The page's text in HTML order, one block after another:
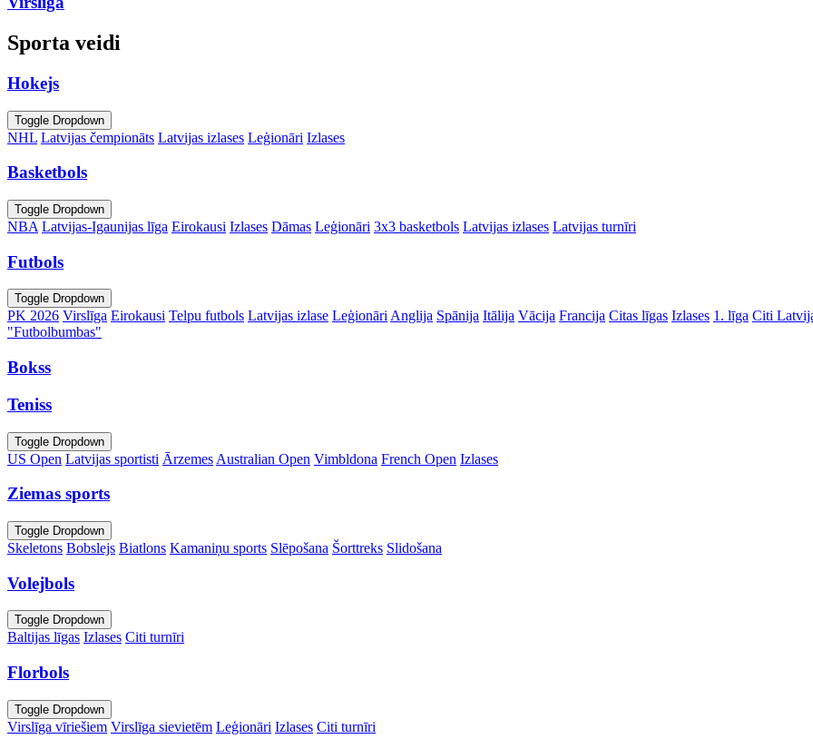
Sporta veidi
Hokejs
Toggle Dropdown
NHL Latvijas čempionāts Latvijas izlases Leģionāri Izlases
Basketbols
Toggle Dropdown
NBA Latvijas-Igaunijas līga Eirokausi Izlases Dāmas Leģionāri 3x3 basketbols Latvijas izlases Latvijas turnīri
Futbols
Toggle Dropdown
PK 2026 Virslīga Eirokausi Telpu futbols Latvijas izlase Leģionāri Anglija Spānija Itālija Vācija Francija Citas līgas Izlases 1. līga Citi
"Futbolbumbas"
Bokss
Teniss
Toggle Dropdown
US Open Latvijas sportisti Ārzemes Australian Open Vimbldona French Open Izlases
Ziemas sports
Toggle Dropdown
Skeletons Bobslejs Biatlons Kamaniņu sports Slēpošana Šorttreks Slidošana
Volejbols
Toggle Dropdown
Baltijas līgas Izlases Citi turnīri
Florbols
Toggle Dropdown
Virslīga vīriešiem Virslīga sievietēm Leģionāri Izlases Citi turnīri